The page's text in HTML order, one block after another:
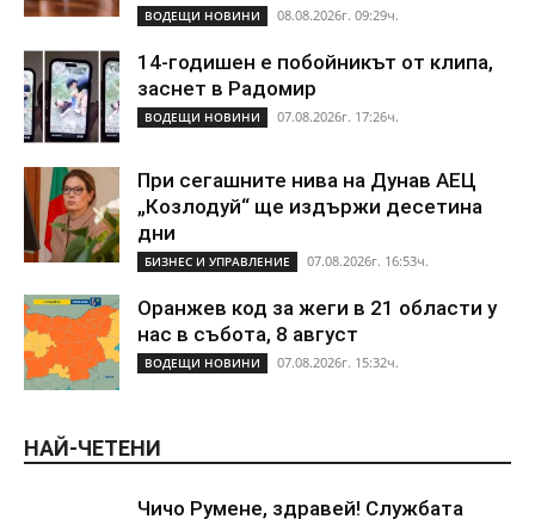
ВОДЕЩИ НОВИНИ 08.08.2026г. 09:29ч.
14-годишен е побойникът от клипа,
заснет в Радомир
ВОДЕЩИ НОВИНИ 07.08.2026г. 17:26ч.
При сегашните нива на Дунав АЕЦ
„Козлодуй“ ще издържи десетина
дни
БИЗНЕС И УПРАВЛЕНИЕ 07.08.2026г. 16:53ч.
Оранжев код за жеги в 21 области у
нас в събота, 8 август
ВОДЕЩИ НОВИНИ 07.08.2026г. 15:32ч.
НАЙ-ЧЕТЕНИ
Чичо Румене, здравей! Службата